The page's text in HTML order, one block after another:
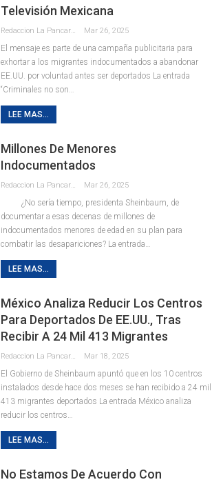
Televisión Mexicana
Mar 26, 2025
El mensaje es parte de una campaña publicitaria para
exhortar a los migrantes indocumentados a abandonar
EE.UU. por voluntad antes ser deportados La entrada
“Criminales no son…
LEE MAS...
Millones De Menores
Indocumentados
Mar 26, 2025
¿No sería tiempo, presidenta Sheinbaum, de
documentar a esas decenas de millones de
indocumentados menores de edad en su plan para
combatir las desapariciones? La entrada…
LEE MAS...
México Analiza Reducir Los Centros
Para Deportados De EE.UU., Tras
Recibir A 24 Mil 413 Migrantes
Mar 18, 2025
El Gobierno de Sheinbaum apuntó que en los 10 centros
instalados desde hace dos meses se han recibido a 24 mil
413 migrantes deportados La entrada México analiza
reducir los centros…
LEE MAS...
No Estamos De Acuerdo Con